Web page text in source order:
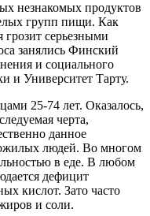
незнакомых продуктов
групп пищи. Как
грозит серьезными
занялись Финский
и социального
и Университет Тарту.
25-74 лет. Оказалось,
черта,
данное
людей. Во многом
в еде. В любом
дефицит
кислот. Зато часто
и соли.